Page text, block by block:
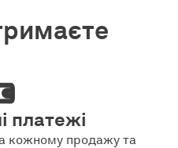
платежі
кожному продажу та